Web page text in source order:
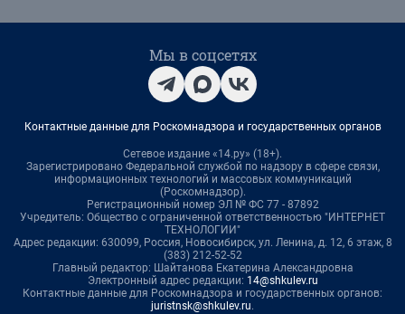
Мы в соцсетях
Контактные данные для Роскомнадзора и государственных органов
Сетевое издание «14.ру» (18+).
Зарегистрировано Федеральной службой по надзору в сфере связи,
информационных технологий и массовых коммуникаций
(Роскомнадзор).
Регистрационный номер ЭЛ № ФС 77 - 87892
Учредитель: Общество с ограниченной ответственностью "ИНТЕРНЕТ
ТЕХНОЛОГИИ"
Адрес редакции: 630099, Россия, Новосибирск, ул. Ленина, д. 12, 6 этаж, 8
(383) 212-52-52
Главный редактор: Шайтанова Екатерина Александровна
Электронный адрес редакции: 14@shkulev.ru
Контактные данные для Роскомнадзора и государственных органов:
juristnsk@shkulev.ru.